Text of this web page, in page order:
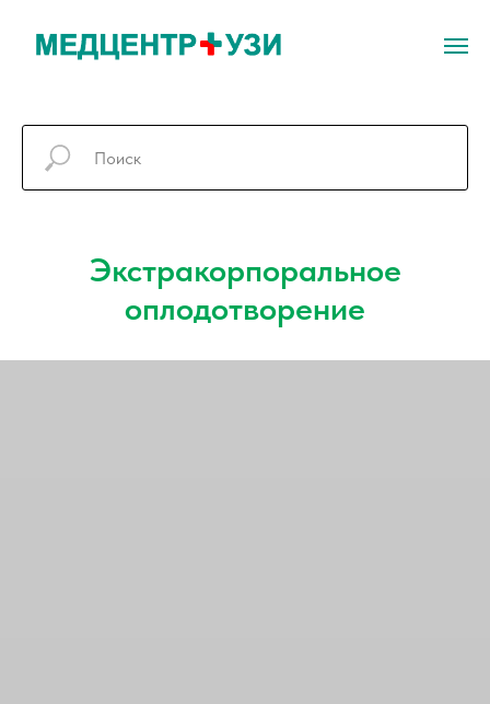
Экстракорпоральное
оплодотворение